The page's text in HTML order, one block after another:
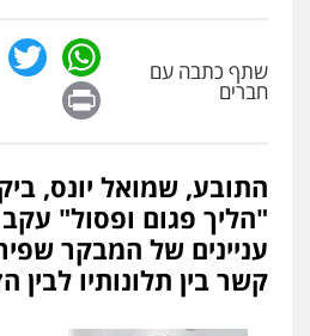
שתף כתבה עם
חברים
התובע, שמואל יונס,
"הליך פגום ופסול" עקב
עניינים של המבקר
קשר בין תלונותיו לבין